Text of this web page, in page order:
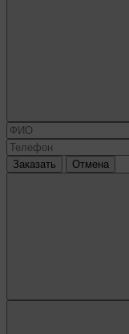
Заказать Отмена